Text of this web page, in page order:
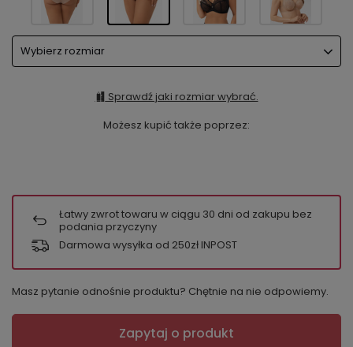
Wybierz rozmiar
Sprawdź jaki rozmiar wybrać.
Możesz kupić także poprzez:
Łatwy zwrot towaru w ciągu 30 dni od zakupu bez
podania przyczyny
Darmowa wysyłka od 250zł INPOST
Masz pytanie odnośnie produktu? Chętnie na nie odpowiemy.
Zapytaj o produkt